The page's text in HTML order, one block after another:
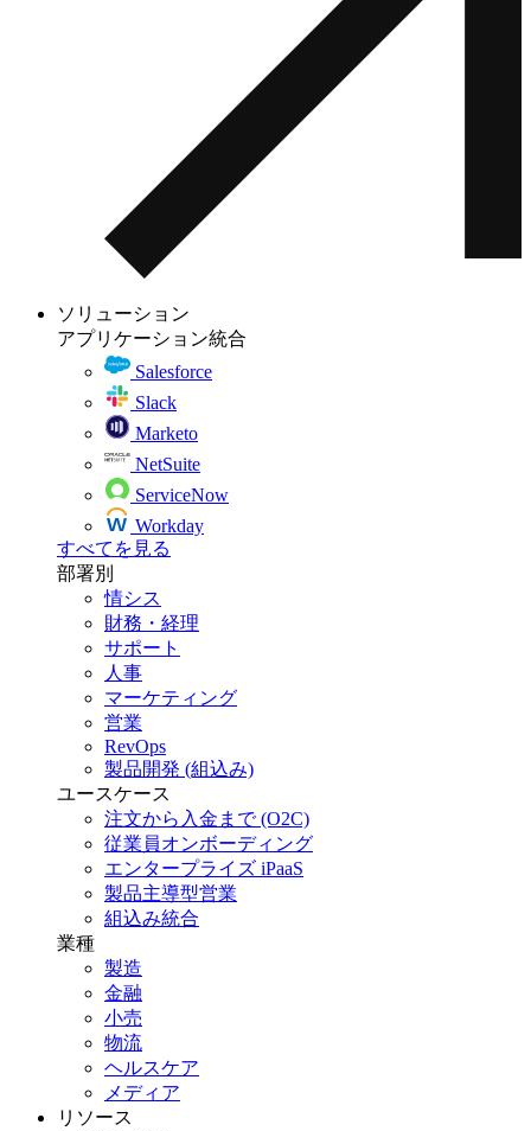
ソリューション
アプリケーション統合
Salesforce
Slack
Marketo
NetSuite
ServiceNow
Workday
すべてを見る
部署別
情シス
財務・経理
サポート
人事
マーケティング
営業
RevOps
製品開発 (組込み)
ユースケース
注文から入金まで (O2C)
従業員オンボーディング
エンタープライズ iPaaS
製品主導型営業
組込み統合
業種
製造
金融
小売
物流
ヘルスケア
メディア
リソース